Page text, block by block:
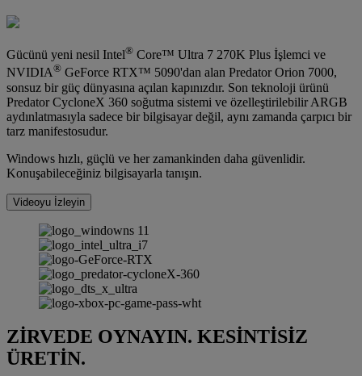
Gücünü yeni nesil Intel® Core™ Ultra 7 270K Plus İşlemci ve
NVIDIA® GeForce RTX™ 5090'dan alan Predator Orion 7000,
sonsuz bir güç dünyasına açılan kapınızdır. Son teknoloji ürünü
Predator CycloneX 360 soğutma sistemi ve özelleştirilebilir ARGB
aydınlatmasıyla sadece bir bilgisayar değil, aynı zamanda çarpıcı bir
tarz manifestosudur.
Windows hızlı, güçlü ve her zamankinden daha güvenlidir.
Konuşabileceğiniz bilgisayarla tanışın.
Videoyu İzleyin
ZİRVEDE OYNAYIN. KESİNTİSİZ
ÜRETİN.